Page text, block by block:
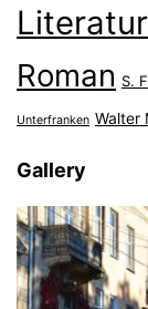
Literatur
Roman S.
Unterfranken Walter
Gallery